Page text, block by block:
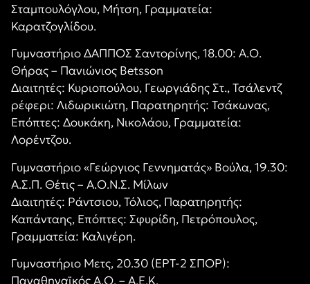
Σταμπουλόγλου, Μήτση, Γραμματεία:
Καρατζογλίδου.
Γυμναστήριο ΔΑΠΠΟΣ Σαντορίνης, 18.00: Α.Ο.
Θήρας – Πανιώνιος Betsson
Διαιτητές: Κυριοπούλου, Γεωργιάδης Στ., Τσάλεντζ
ρέφερι: Λιδωρικιώτη, Παρατηρητής: Τσάκωνας,
Επόπτες: Δουκάκη, Νικολάου, Γραμματεία:
Λορέντζου.
Γυμναστήριο «Γεώργιος Γεννηματάς» Βούλα, 19.30:
Α.Σ.Π. Θέτις – Α.Ο.Ν.Σ. Μίλων
Διαιτητές: Ράντσιου, Τόλιος, Παρατηρητής:
Καπάνταης, Επόπτες: Σφυρίδη, Πετρόπουλος,
Γραμματεία: Καλιγέρη.
Γυμναστήριο Μετς, 20.30 (ΕΡΤ-2 ΣΠΟΡ):
Παναθηναϊκός Α.Ο. – Α.Ε.Κ.